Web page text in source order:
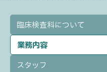
臨床検査科について
業務内容
スタッフ